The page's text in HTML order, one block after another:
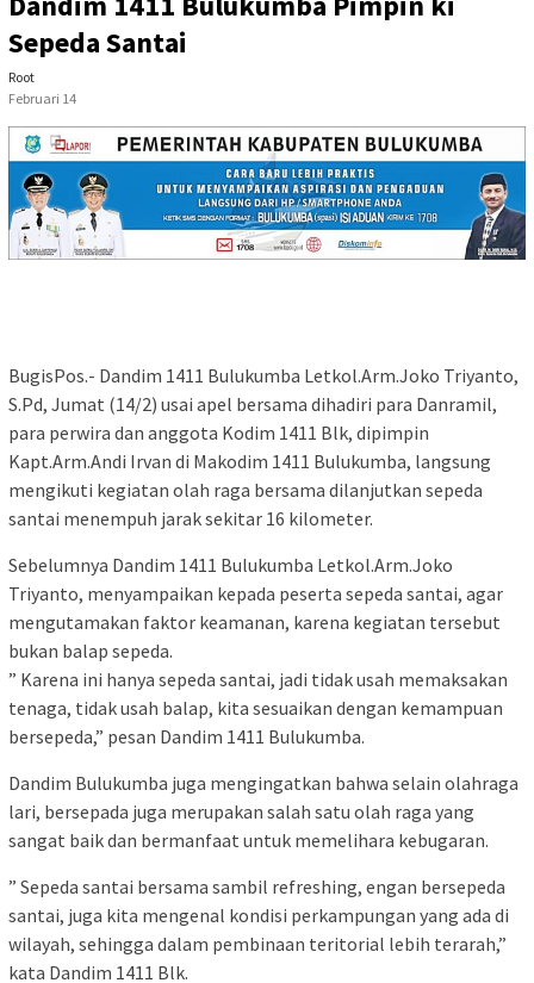
Sepeda Santai
Root
Februari 14
BugisPos.- Dandim 1411 Bulukumba Letkol.Arm.Joko Triyanto,
S.Pd, Jumat (14/2) usai apel bersama dihadiri para Danramil,
para perwira dan anggota Kodim 1411 Blk, dipimpin
Kapt.Arm.Andi Irvan di Makodim 1411 Bulukumba, langsung
mengikuti kegiatan olah raga bersama dilanjutkan sepeda
santai menempuh jarak sekitar 16 kilometer.
Sebelumnya Dandim 1411 Bulukumba Letkol.Arm.Joko
Triyanto, menyampaikan kepada peserta sepeda santai, agar
mengutamakan faktor keamanan, karena kegiatan tersebut
bukan balap sepeda.
” Karena ini hanya sepeda santai, jadi tidak usah memaksakan
tenaga, tidak usah balap, kita sesuaikan dengan kemampuan
bersepeda,” pesan Dandim 1411 Bulukumba.
Dandim Bulukumba juga mengingatkan bahwa selain olahraga
lari, bersepada juga merupakan salah satu olah raga yang
sangat baik dan bermanfaat untuk memelihara kebugaran.
” Sepeda santai bersama sambil refreshing, engan bersepeda
santai, juga kita mengenal kondisi perkampungan yang ada di
wilayah, sehingga dalam pembinaan teritorial lebih terarah,”
kata Dandim 1411 Blk.